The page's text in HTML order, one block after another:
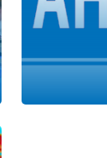
допустить